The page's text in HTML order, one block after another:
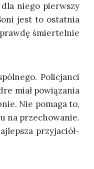
nie­go pierw­szy
jest to ostat­nia
śmier­tel­nie
Poli­cjan­ci
miał powią­za­nia
Nie poma­ga to,
na prze­cho­wa­nie.
przy­ja­ciół­